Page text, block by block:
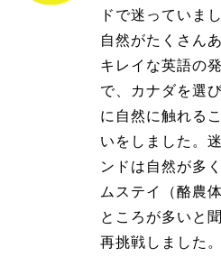
ドで迷っていま
自然がたくさん
キレイな英語の
で、カナダを選
に自然に触れる
いをしました。
ンドは自然が多
ムステイ（酪農
ところが多いと
再挑戦しました。